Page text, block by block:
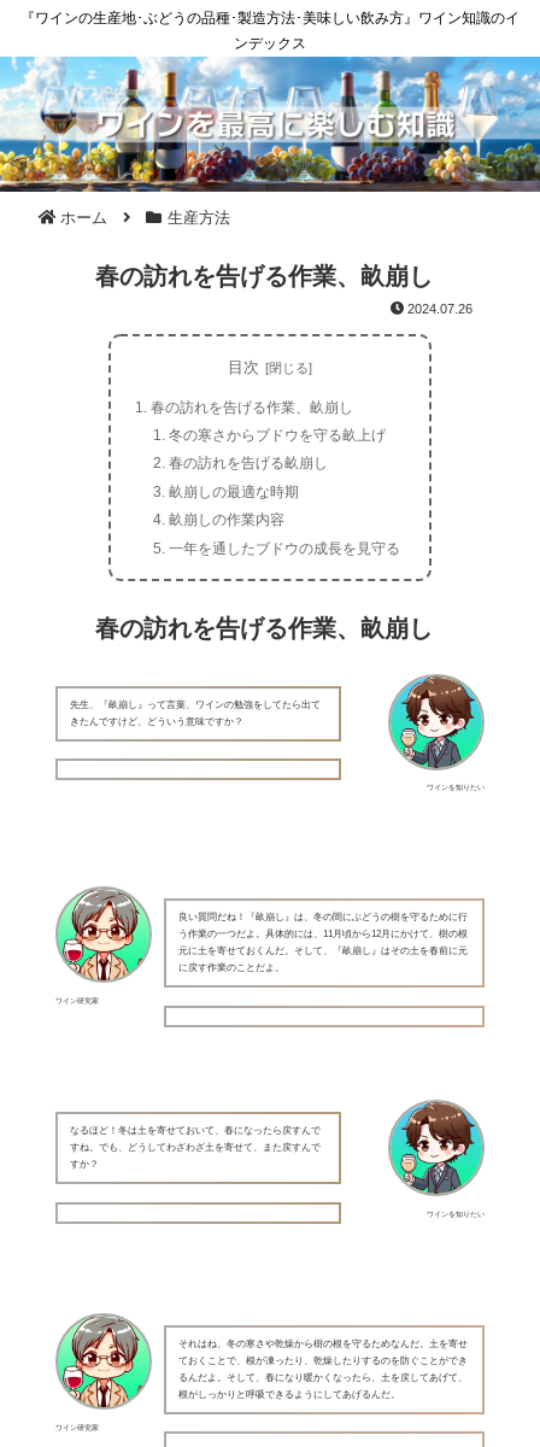
『ワインの生産地･ぶどうの品種･製造方法･美味しい飲み方』ワイン知識のイ
ンデックス
ホーム 生産方法
春の訪れを告げる作業、畝崩し
2024.07.26
目次
春の訪れを告げる作業、畝崩し
冬の寒さからブドウを守る畝上げ
春の訪れを告げる畝崩し
畝崩しの最適な時期
畝崩しの作業内容
一年を通したブドウの成長を見守る
春の訪れを告げる作業、畝崩し
ワインを知りたい
先生、『畝崩し』って言葉、ワインの勉強をしてたら出て
きたんですけど、どういう意味ですか？
ワイン研究家
良い質問だね！『畝崩し』は、冬の間にぶどうの樹を守るために行
う作業の一つだよ。具体的には、11月頃から12月にかけて、樹の根
元に土を寄せておくんだ。そして、『畝崩し』はその土を春前に元
に戻す作業のことだよ。
ワインを知りたい
なるほど！冬は土を寄せておいて、春になったら戻すんで
すね。でも、どうしてわざわざ土を寄せて、また戻すんで
すか？
ワイン研究家
それはね、冬の寒さや乾燥から樹の根を守るためなんだ。土を寄せ
ておくことで、根が凍ったり、乾燥したりするのを防ぐことができ
るんだよ。そして、春になり暖かくなったら、土を戻してあげて、
根がしっかりと呼吸できるようにしてあげるんだ。